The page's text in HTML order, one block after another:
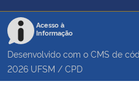
Acesso à
Informação
Desenvolvido com o CMS de
2026 UFSM / CPD